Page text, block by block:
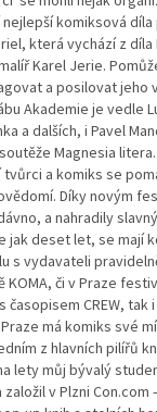
komiksová díla
která vychází z díla
Karel Jerie.
a posilovat jeho
Akademie je vedle
a dalších, i Pavel
Magnesia
tvůrci a komiks se
Díky novým
a nahradily
jak deset let, se mají
s vydavateli
KOMA, či v Praze
časopisem CREW, tak
má komiks své
z hlavních pilířů
lety můj bývalý
založil v Plzni